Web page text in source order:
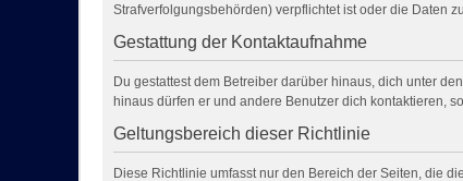
Strafverfolgungsbehörden) verpflichtet ist oder die Daten
Gestattung der Kontaktaufnahme
Du gestattest dem Betreiber darüber hinaus, dich unter
hinaus dürfen er und andere Benutzer dich kontaktieren,
Geltungsbereich dieser Richtlinie
Diese Richtlinie umfasst nur den Bereich der Seiten, die